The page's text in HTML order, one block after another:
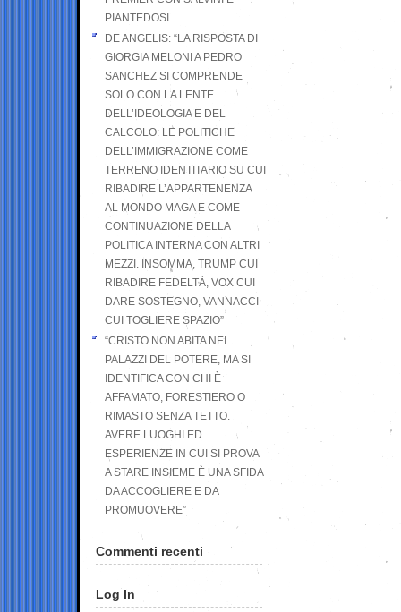
PIANTEDOSI
DE ANGELIS: “LA RISPOSTA DI
GIORGIA MELONI A PEDRO
SANCHEZ SI COMPRENDE
SOLO CON LA LENTE
DELL’IDEOLOGIA E DEL
CALCOLO: LE POLITICHE
DELL’IMMIGRAZIONE COME
TERRENO IDENTITARIO SU CUI
RIBADIRE L’APPARTENENZA
AL MONDO MAGA E COME
CONTINUAZIONE DELLA
POLITICA INTERNA CON ALTRI
MEZZI. INSOMMA, TRUMP CUI
RIBADIRE FEDELTÀ, VOX CUI
DARE SOSTEGNO, VANNACCI
CUI TOGLIERE SPAZIO”
“CRISTO NON ABITA NEI
PALAZZI DEL POTERE, MA SI
IDENTIFICA CON CHI È
AFFAMATO, FORESTIERO O
RIMASTO SENZA TETTO.
AVERE LUOGHI ED
ESPERIENZE IN CUI SI PROVA
A STARE INSIEME È UNA SFIDA
DA ACCOGLIERE E DA
PROMUOVERE”
Commenti recenti
Log In